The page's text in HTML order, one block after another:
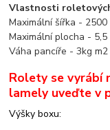
Vlastnosti
Maximální šířka - 2500
Maximální plocha - 5,5
Váha pancíře - 3kg m2
Rolety se vyrábí
lamely uveďte v
Výšky boxu: